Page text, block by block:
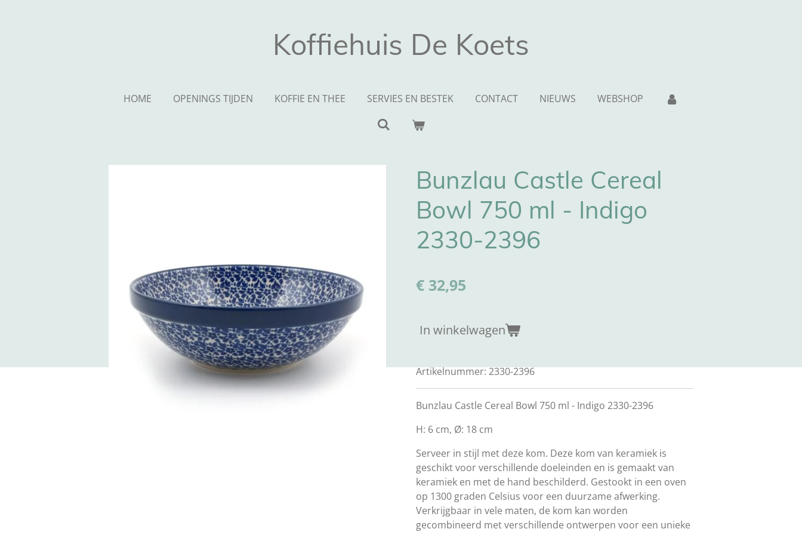
Koffiehuis De Koets
HOME OPENINGS TIJDEN KOFFIE EN THEE SERVIES EN BESTEK CONTACT NIEUWS WEBSHOP
Bunzlau Castle Cereal
Bowl 750 ml - Indigo
2330-2396
€ 32,95
In winkelwagen
Artikelnummer:2330-2396
Bunzlau Castle Cereal Bowl 750 ml - Indigo 2330-2396
H: 6 cm, Ø: 18 cm
Serveer in stijl met deze kom. Deze kom van keramiek is
geschikt voor verschillende doeleinden en is gemaakt van
keramiek en met de hand beschilderd. Gestookt in een oven
op 1300 graden Celsius voor een duurzame afwerking.
Verkrijgbaar in vele maten, de kom kan worden
gecombineerd met verschillende ontwerpen voor een unieke